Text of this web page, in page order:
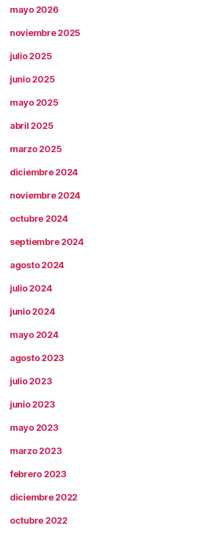
mayo 2026
noviembre 2025
julio 2025
junio 2025
mayo 2025
abril 2025
marzo 2025
diciembre 2024
noviembre 2024
octubre 2024
septiembre 2024
agosto 2024
julio 2024
junio 2024
mayo 2024
agosto 2023
julio 2023
junio 2023
mayo 2023
marzo 2023
febrero 2023
diciembre 2022
octubre 2022